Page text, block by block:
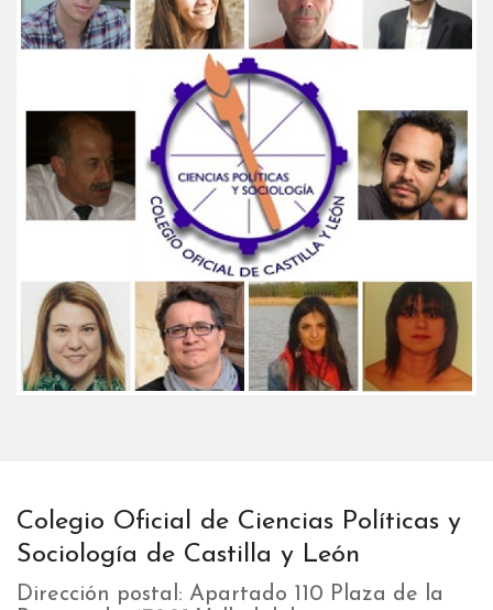
Colegio Oficial de Ciencias Políticas y
Sociología de Castilla y León
Dirección postal: Apartado 110 Plaza de la